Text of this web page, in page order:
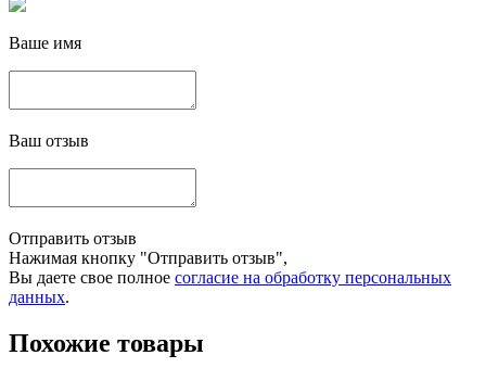
Ваше имя
Ваш отзыв
Отправить отзыв
Нажимая кнопку "Отправить отзыв",
Вы даете свое полное согласие на обработку персональных
данных.
Похожие товары